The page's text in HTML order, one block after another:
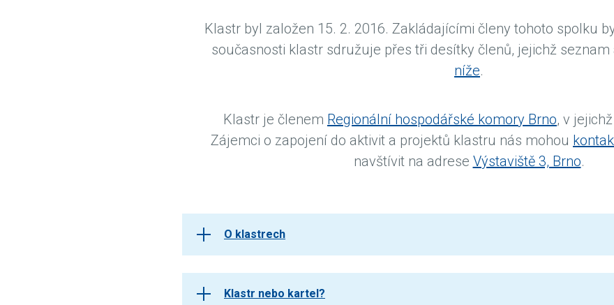
Klastr byl založen 15. 2. 2016. Zakládajícími členy tohoto spolku
současnosti klastr sdružuje přes tři desítky členů, jejichž
níže.
Klastr je členem Regionální hospodářské komory Brno, v
Zájemci o zapojení do aktivit a projektů klastru nás mohou
navštívit na adrese Výstaviště 3, Brno.
O klastrech
Klastr nebo kartel?